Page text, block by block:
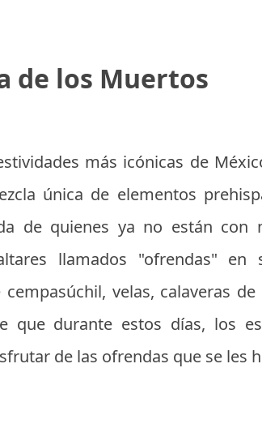
de los Muertos
más icónicas de
única de elementos
de quienes ya no están con
llamados "ofrendas"
velas, calaveras
que durante estos días, los
de las ofrendas que se les